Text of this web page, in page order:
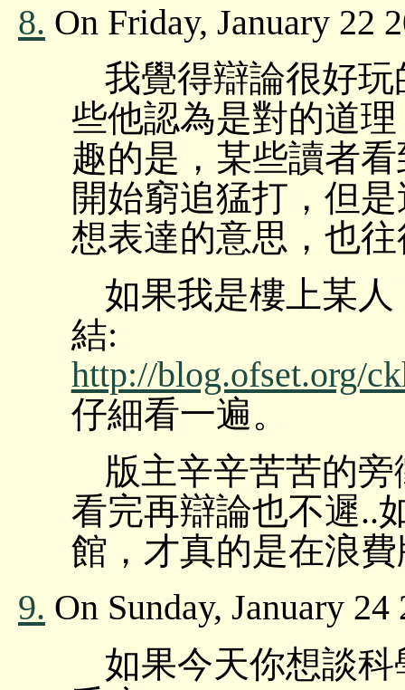
8. On Friday, January 22
我覺得辯論很好
些他認為是對的道
趣的是，某些讀者
開始窮追猛打，但
想表達的意思，也
如果我是樓上某
結:
http://blog.ofset.org/
仔細看一遍。
版主辛辛苦苦的
看完再辯論也不遲..
館，才真的是在浪
9. On Sunday, January
如果今天你想談